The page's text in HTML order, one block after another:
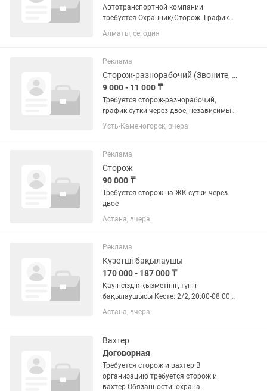
Автотранспортной компании
требуется Охранник/Сторож. График
работы – сменный, суточный.
Пунктуальный, коммуникабельный, без
коллективе. Зарплата от 15.000 до...
Алматы, сегодня
Реклама
Сторож-разнорабочий (Звоните, пожалуйста, по телефону, на смс не отвечаем)
9 000 - 11 000 ₸
Требуется сторож-разнорабочий,
график сутки через двое, независимый
от вредных привычек, трудолюбивый,
хозяйственный. Обязанности:
поддержание порядка на стоянке и...
Усть-Каменогорск, вчера
Реклама
Сторож
90 000 ₸
Требуется сторож на ЖК сутки через
двое
Астана, вчера
Реклама
Күзетші-бақылаушы
170 000 - 187 000 ₸
Қауіпсіздік қызметінің түнгі
бақылаушысы Кесте: 2/2, 20:00-08:00
Міндеттері: Айналадағы аумақты
қадағалап, ақысы төленбеген
Кассирлер орындайтын кассалық...
Астана, вчера
Вахтер
Договорная
Требуется сторож и вахтер В
организацию требуется сторож и
вахтер Обязанности: охрана